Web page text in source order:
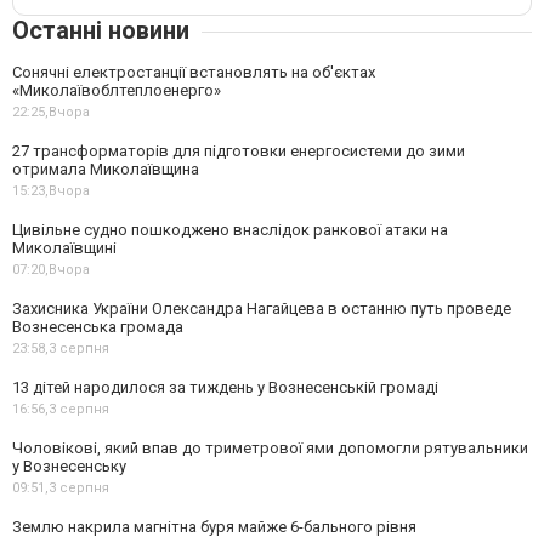
Останні новини
Сонячні електростанції встановлять на об'єктах
«Миколаївоблтеплоенерго»
22:25,Вчора
27 трансформаторів для підготовки енергосистеми до зими
отримала Миколаївщина
15:23,Вчора
Цивільне судно пошкоджено внаслідок ранкової атаки на
Миколаївщині
07:20,Вчора
Захисника України Олександра Нагайцева в останню путь проведе
Вознесенська громада
23:58,3 серпня
13 дітей народилося за тиждень у Вознесенській громаді
16:56,3 серпня
Чоловікові, який впав до триметрової ями допомогли рятувальники
у Вознесенську
09:51,3 серпня
Землю накрила магнітна буря майже 6-бального рівня